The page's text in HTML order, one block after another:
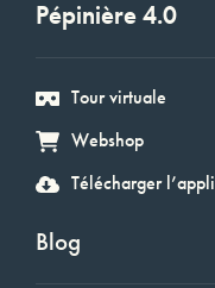
Pépinière 4.0
Tour virtuale
Webshop
Télécharger l’appli
Blog